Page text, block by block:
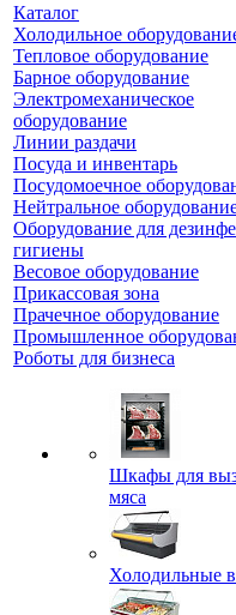
Каталог
Холодильное
Тепловое оборудование
Барное оборудование
Электромеханическое
оборудование
Линии раздачи
Посуда и инвентарь
Посудомоечное
Нейтральное
Оборудование для
гигиены
Весовое оборудование
Прикассовая зона
Прачечное оборудование
Промышленное
Роботы для бизнеса
Шкафы для
мяса
Холодильные